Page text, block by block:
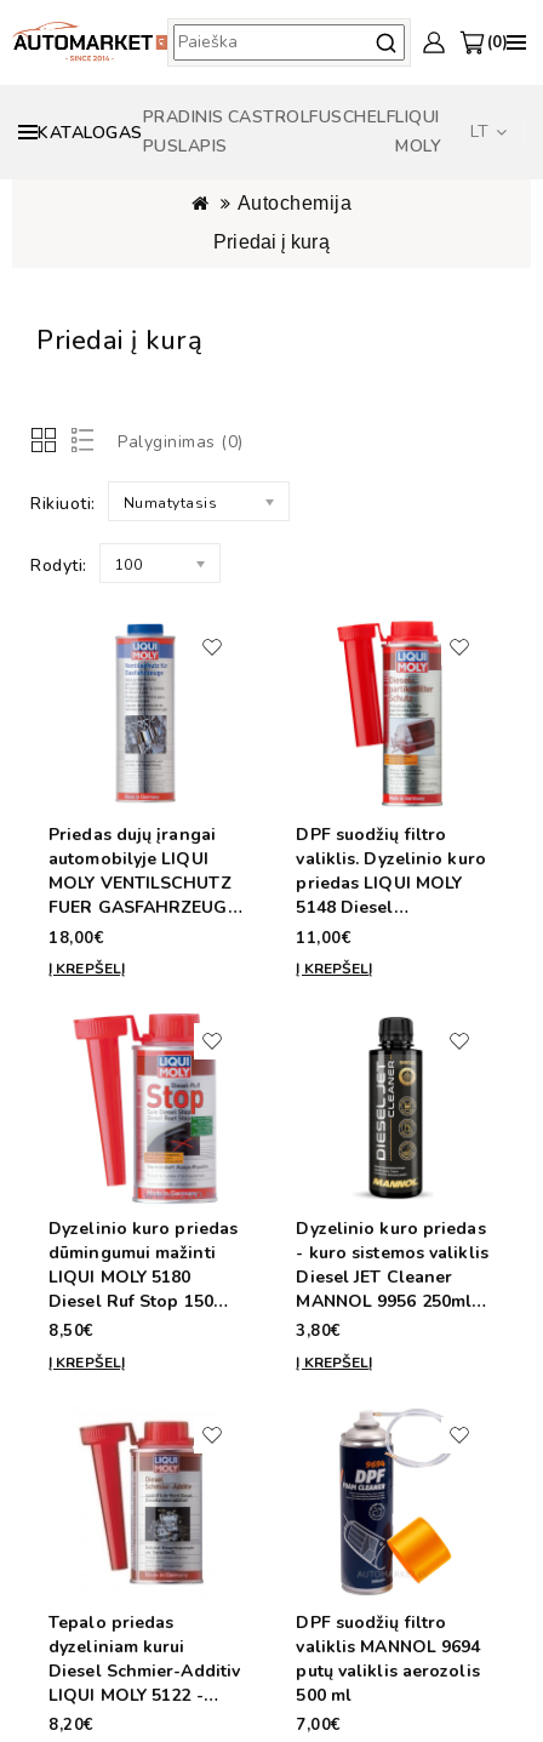
0
KATALOGAS
PRADINIS
PUSLAPIS
CASTROLFUSCHELFLIQUI
MOLY
LT
Autochemija
Priedai į kurą
Priedai į kurą
Palyginimas (0)
Rikiuoti: Numatytasis
Rodyti: 100
Priedas dujų įrangai
automobilyje LIQUI
MOLY VENTILSCHUTZ
FUER GASFAHRZEUGE
4012 - 1 litras
18,00€
Į KREPŠELĮ
DPF suodžių filtro
valiklis. Dyzelinio kuro
priedas LIQUI MOLY
5148 Diesel
Particelfilter Filter
Schutz 250ml/50-70l
kuro
11,00€
Į KREPŠELĮ
Dyzelinio kuro priedas
dūmingumui mažinti
LIQUI MOLY 5180
Diesel Ruf Stop 150ml
/ 50l
8,50€
Į KREPŠELĮ
Dyzelinio kuro priedas
- kuro sistemos valiklis
Diesel JET Cleaner
MANNOL 9956 250ml/
50L
3,80€
Į KREPŠELĮ
Tepalo priedas
dyzeliniam kurui
Diesel Schmier-Additiv
LIQUI MOLY 5122 -
150ml/80l.
8,20€
DPF suodžių filtro
valiklis MANNOL 9694
putų valiklis aerozolis
500 ml
7,00€